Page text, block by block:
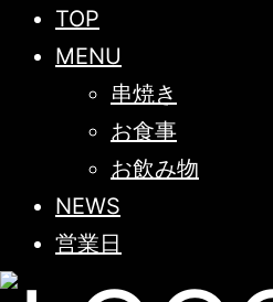
TOP
MENU
串焼き
お食事
お飲み物
NEWS
営業日